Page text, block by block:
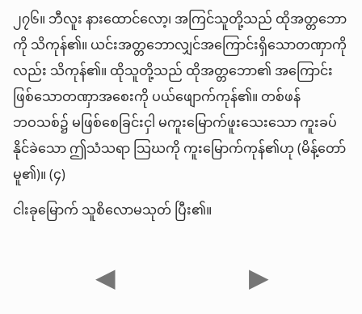
၂၇၆။ ဘီလူး နားထောင်လော့၊ အကြင်သူတို့သည် ထိုအတ္တဘော
ကို သိကုန်၏။ ယင်းအတ္တဘောလျှင်အကြောင်းရှိသောတဏှာကို
လည်း သိကုန်၏။ ထိုသူတို့သည် ထိုအတ္တဘော၏ အကြောင်း
ဖြစ်သောတဏှာအစေးကို ပယ်ဖျောက်ကုန်၏။ တစ်ဖန်
ဘဝသစ်၌ မဖြစ်စေခြင်းငှါ မကူးမြောက်ဖူးသေးသော ကူးခပ်
နိုင်ခဲသော ဤသံသရာ သြဃကို ကူးမြောက်ကုန်၏ဟု (မိန့်တော်
မူ၏)။ (၄)
ငါးခုမြောက် သူစိလောမသုတ် ပြီး၏။
◀ ▶